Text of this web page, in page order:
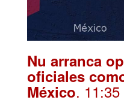
Nu arranca
oficiales
México. 11:35